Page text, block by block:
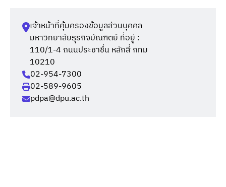
เจ้าหน้าที่คุ้มครองข้อมูลส่วนบุคคล
มหาวิทยาลัยธุรกิจบัณฑิตย์ ที่อยู่ :
110/1-4 ถนนประชาชื่น หลักสี่ กทม
10210
02-954-7300
02-589-9605
pdpa@dpu.ac.th